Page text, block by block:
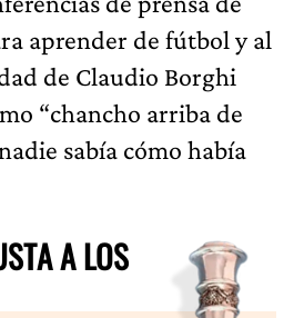
aprender de fútbol y al
de Claudio Borghi
“chancho arriba de
sabía cómo había
A LOS